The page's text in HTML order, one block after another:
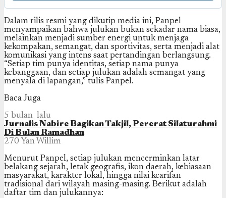
Dalam rilis resmi yang dikutip media ini, Panpel
menyampaikan bahwa julukan bukan sekadar nama biasa,
melainkan menjadi sumber energi untuk menjaga
kekompakan, semangat, dan sportivitas, serta menjadi alat
komunikasi yang intens saat pertandingan berlangsung.
“Setiap tim punya identitas, setiap nama punya
kebanggaan, dan setiap julukan adalah semangat yang
menyala di lapangan,” tulis Panpel.
Baca Juga
5 bulan lalu
Jurnalis Nabire Bagikan Takjil, Pererat Silaturahmi
Di Bulan Ramadhan
270 Yan Willim
Menurut Panpel, setiap julukan mencerminkan latar
belakang sejarah, letak geografis, ikon daerah, kebiasaan
masyarakat, karakter lokal, hingga nilai kearifan
tradisional dari wilayah masing-masing. Berikut adalah
daftar tim dan julukannya: